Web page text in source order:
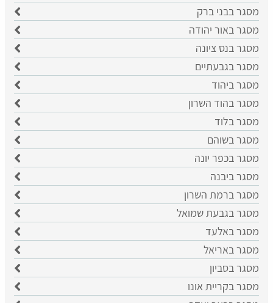
מסגר בבני ברק
מסגר באור יהודה
מסגר בנס ציונה
מסגר בגבעתיים
מסגר ביהוד
מסגר בהוד השרון
מסגר בלוד
מסגר בשוהם
מסגר בכפר יונה
מסגר ביבנה
מסגר ברמת השרון
מסגר בגבעת שמואל
מסגר באלעד
מסגר באריאל
מסגר בסביון
מסגר בקריית אונו